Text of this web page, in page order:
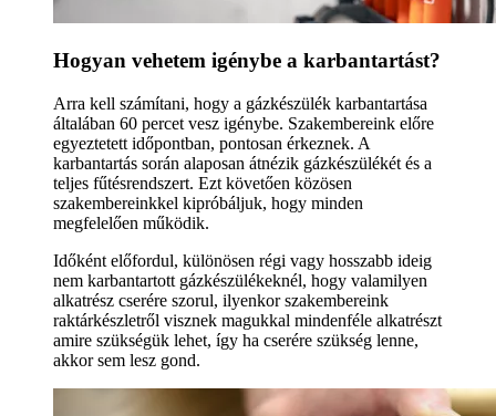
Hogyan vehetem igénybe a karbantartást?
Arra kell számítani, hogy a gázkészülék karbantartása
általában 60 percet vesz igénybe. Szakembereink előre
egyeztetett időpontban, pontosan érkeznek. A
karbantartás során alaposan átnézik gázkészülékét és a
teljes fűtésrendszert. Ezt követően közösen
szakembereinkkel kipróbáljuk, hogy minden
megfelelően működik.
Időként előfordul, különösen régi vagy hosszabb ideig
nem karbantartott gázkészülékeknél, hogy valamilyen
alkatrész cserére szorul, ilyenkor szakembereink
raktárkészletről visznek magukkal mindenféle alkatrészt
amire szükségük lehet, így ha cserére szükség lenne,
akkor sem lesz gond.